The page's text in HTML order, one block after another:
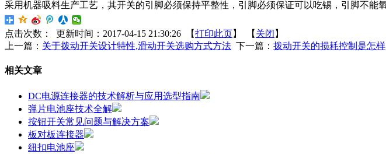
采用机器吸料生产工艺，其开关的引脚必须保持平整性，引脚必须保证可以吃锡，引脚不能
点击次数： 更新时间：2017-04-15 21:30:26 【打印此页】 【 关闭 】
上一篇： 关于拨动开关设计特性,滑动开关选购方式方法 下一篇： 拨动开关的损耗控制是怎样
相关文章
DC电源连接器的技术解析与应用选型指南
弹片电池座技术全解
按钮开关常见问题与解决方案
板对板连接器
纽扣电池座